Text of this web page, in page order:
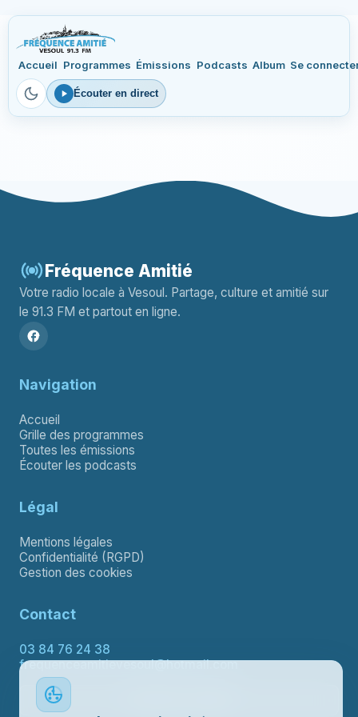
Accueil Programmes Émissions Podcasts Album Se
Écouter en direct
Fréquence Amitié
Votre radio locale à Vesoul. Partage, culture et amitié sur
le 91.3 FM et partout en ligne.
Navigation
Accueil
Grille des programmes
Toutes les émissions
Écouter les podcasts
Légal
Mentions légales
Confidentialité (RGPD)
Gestion des cookies
Contact
03 84 76 24 38
frequenceamitievesoul@hotmail.com